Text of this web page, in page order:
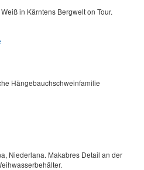
in Kärntens Bergwelt on Tour.
Hängebauchschweinfamilie
Niederlana. Makabres Detail an der